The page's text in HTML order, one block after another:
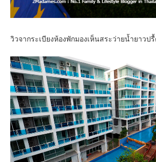
วิวจากระเบียงห้องพักมองเห็นสระว่ายน้ำยาวป